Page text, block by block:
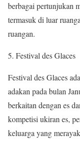
berbagai pertunjukan
termasuk di luar
ruangan.
5. Festival des Glaces
Festival des Glaces
adakan pada bulan
berkaitan dengan es
kompetisi ukiran es,
keluarga yang